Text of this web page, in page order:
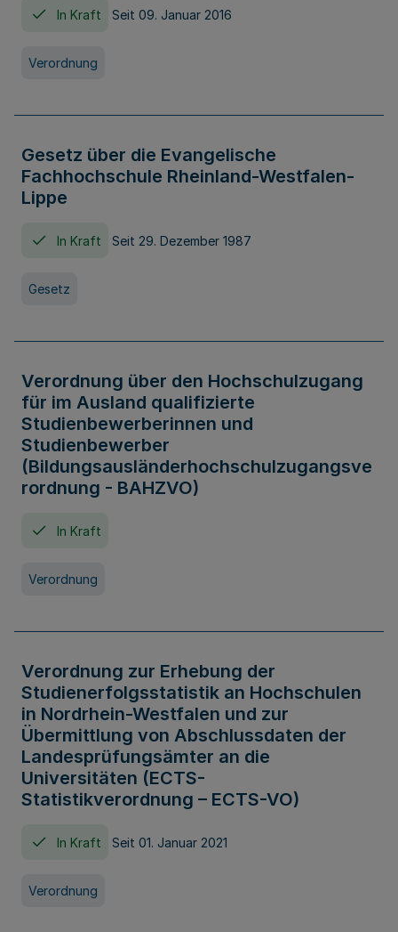
In Kraft Seit 09. Januar 2016
Verordnung
Gesetz über die Evangelische
Fachhochschule Rheinland-Westfalen-
Lippe
In Kraft Seit 29. Dezember 1987
Gesetz
Verordnung über den Hochschulzugang
für im Ausland qualifizierte
Studienbewerberinnen und
Studienbewerber
(Bildungsausländerhochschulzugangsve
rordnung - BAHZVO)
In Kraft
Verordnung
Verordnung zur Erhebung der
Studienerfolgsstatistik an Hochschulen
in Nordrhein-Westfalen und zur
Übermittlung von Abschlussdaten der
Landesprüfungsämter an die
Universitäten (ECTS-
Statistikverordnung – ECTS-VO)
In Kraft Seit 01. Januar 2021
Verordnung